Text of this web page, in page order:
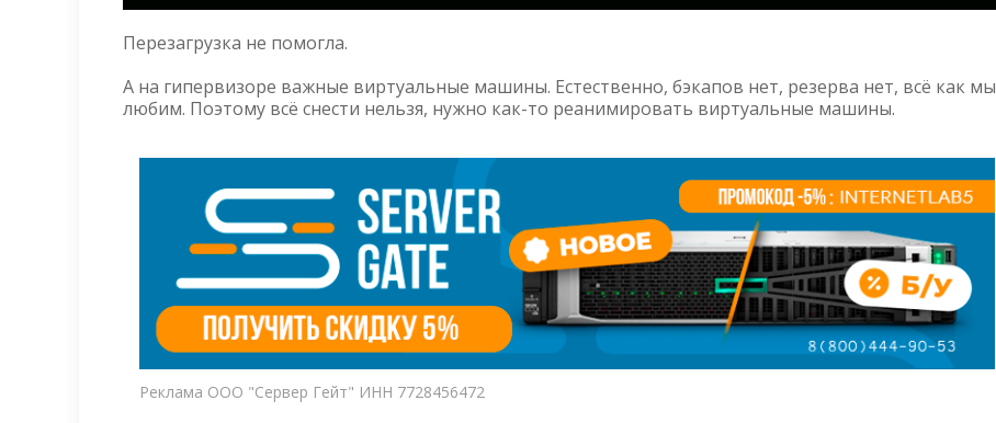
Перезагрузка не помогла.
А на гипервизоре важные виртуальные машины. Естественно, бэкапов нет, резерва нет, всё как мы
любим. Поэтому всё снести нельзя, нужно как-то реанимировать виртуальные машины.
Реклама ООО "Сервер Гейт" ИНН 7728456472